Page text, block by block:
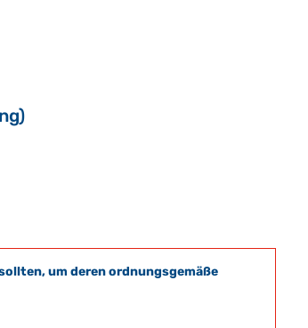
um deren ordnungsgemäße